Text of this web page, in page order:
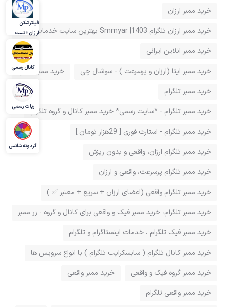
خرید ممبر ارزان
خرید ممبر ارزان تلگرام 1403| Smmyar بهترین سایت خدمات تلگرام
خرید ممبر انلاین ایرانی
خرید ممبر ایتا (ارزان و پرسرعت ) - سوشال چی
خرید ممبر ایرانی
خرید ممبر تلگرام
خرید ممبر تلگرام - *سایت رسمی* خرید ممبر کانال و گروه تلگرام
خرید ممبر تلگرام - استارت فوری [ 29هزار تومان ]
خرید ممبر تلگرام ارزان، واقعی و بدون ریزش
خرید ممبر تلگرام پرسرعت، واقعی و ارزان
خرید ممبر تلگرام واقعی (اعضای ارزان + سریع + معتبر ✅ )
خرید ممبر تلگرام، خرید ممبر فیک و واقعی برای کانال و گروه - زر ممبر
خرید ممبر فیک تلگرام ، خدمات اینستاگرام و تلگرام
خرید ممبر کانال تلگرام ( سابسکرایب تلگرام ) با انواع سرویس ها
خرید ممبر گروه فیک و واقعی
خرید ممبر واقعی
خرید ممبر واقعی تلگرام
فیلترشکن
ارزان+تست
کانال رسمی
ربات رسمی
گردونه شانس